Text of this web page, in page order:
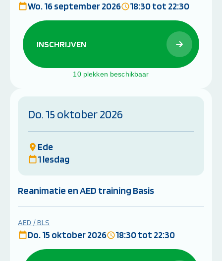
Wo. 16 september 2026 18:30 tot 22:30
INSCHRIJVEN
10 plekken beschikbaar
Do. 15 oktober 2026
Ede
1 lesdag
Reanimatie en AED training Basis
AED / BLS
Do. 15 oktober 2026 18:30 tot 22:30